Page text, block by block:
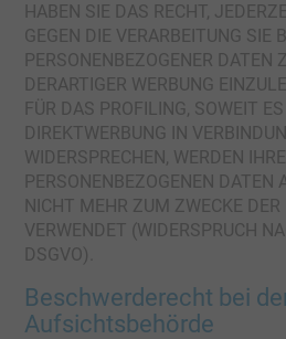
HABEN SIE DAS RECHT,
GEGEN DIE VERARBEITUNG SIE
PERSONENBEZOGENER DATEN
DERARTIGER WERBUNG
FÜR DAS PROFILING, SOWEIT
DIREKTWERBUNG IN
WIDERSPRECHEN, WERDEN IHRE
PERSONENBEZOGENEN DATEN
NICHT MEHR ZUM ZWECKE DER
VERWENDET (WIDERSPRUCH
DSGVO).
Beschwerde­recht bei
Aufsichts­behörde